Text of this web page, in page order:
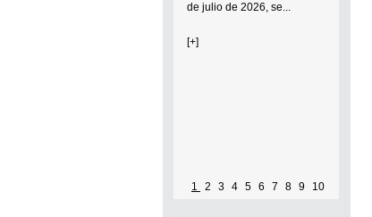
de julio de 2026, se...
[+]
1 2 3 4 5 6 7 8 9 10